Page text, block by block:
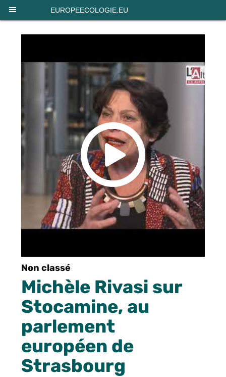
EUROPEECOLOGIE.EU
Non classé
Michèle Rivasi sur
Stocamine, au
parlement
européen de
Strasbourg